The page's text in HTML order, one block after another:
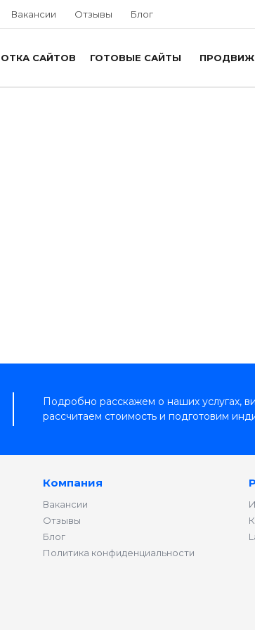
Вакансии Отзывы Блог
САЙТОВ ГОТОВЫЕ САЙТЫ
Подробно расскажем о наших услугах,
рассчитаем стоимость и подготовим
Компания
Вакансии
Отзывы
Блог
Политика конфиденциальности